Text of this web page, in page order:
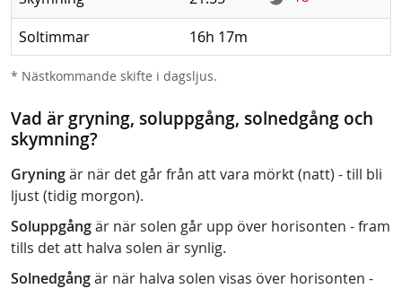
Soltimmar 16h 17m
* Nästkommande skifte i dagsljus.
Vad är gryning, soluppgång, solnedgång och
skymning?
Gryningär när det går från att vara mörkt (natt) - till bli
ljust (tidig morgon).
Soluppgångär när solen går upp över horisonten - fram
tills det att halva solen är synlig.
Solnedgångär när halva solen visas över horisonten -